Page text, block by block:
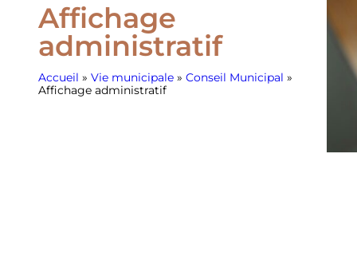
Affichage
administratif
Accueil » Vie municipale » Conseil Municipal »
Affichage administratif